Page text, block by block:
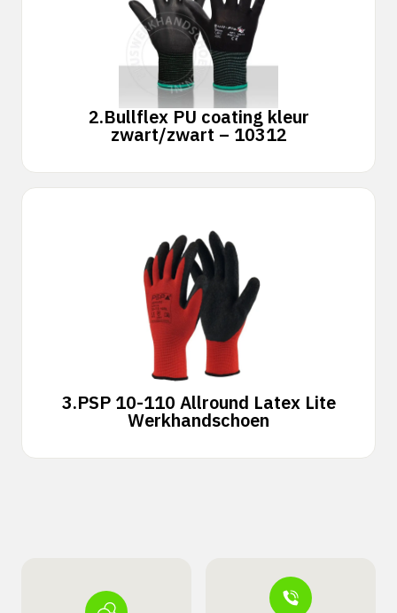
2.Bullflex PU coating kleur
zwart/zwart – 10312
3.PSP 10-110 Allround Latex Lite
Werkhandschoen